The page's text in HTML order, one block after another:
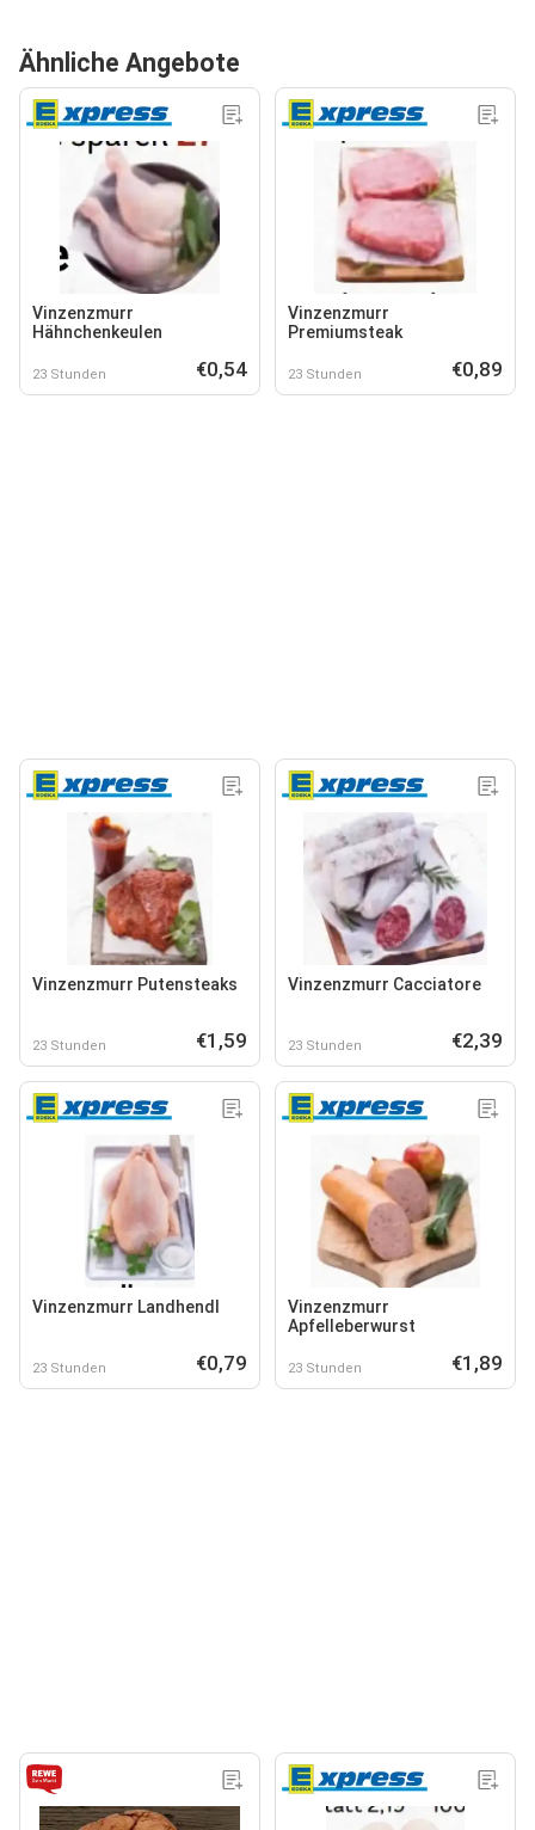
Ähnliche Angebote
Vinzenzmurr
Hähnchenkeulen
23 Stunden €0,54
Vinzenzmurr
Premiumsteak
23 Stunden €0,89
Vinzenzmurr Putensteaks
23 Stunden €1,59
Vinzenzmurr Cacciatore
23 Stunden €2,39
Vinzenzmurr Landhendl
23 Stunden €0,79
Vinzenzmurr
Apfelleberwurst
23 Stunden €1,89